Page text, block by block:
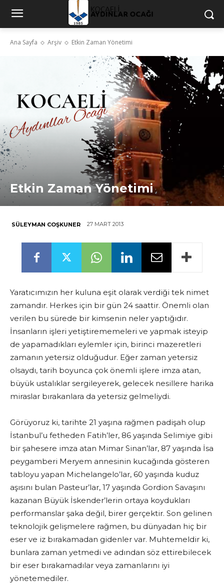
Ana Sayfa Arşiv Etkin Zaman Yönetimi
Etkin Zaman Yönetimi
SÜLEYMAN COŞKUNER 27 MART 2013
Yaratıcımızın her kuluna eşit olarak verdiği tek nimet
zamandır. Herkes için bir gün 24 saattir. Önemli olan
verilen bu sürede bir kimsenin neler yaptığıdır.
İnsanların işleri yetiştirememeleri ve yapmak isteyip
de yapamadıkları eylemler için, birinci mazeretleri
zamanın yetersiz olduğudur. Eğer zaman yetersiz
olsaydı, tarih boyunca çok önemli işlere imza atan,
büyük ustalıklar sergileyerek, gelecek nesillere harika
miraslar bırakanlara da yetersiz gelmeliydi.
Görüyoruz ki, tarihte 21 yaşına rağmen padişah olup
İstanbul’u fetheden Fatih’ler, 86 yaşında Selimiye gibi
bir şahesere imza atan Mimar Sinan’lar, 87 yaşında İsa
peygamberi Meryem annesinin kucağında gösteren
tabloyu yapan Michelangelo’lar, 60 yaşında kuduz
aşısını bulan Pasteur’lar, 17 yaşında Gordion Savaşını
kazanan Büyük İskender’lerin ortaya koydukları
performanslar şaka değil, birer gerçektir. Son gelinen
teknolojik gelişmelere rağmen, bu dünyadan hiç bir
eser ve iz bırakamadan gidenler var. Muhtemeldir ki,
bunlara zaman yetmedi ve adından söz ettirebilecek
bir eser bırakamadılar veya zamanlarını iyi
yönetemediler.